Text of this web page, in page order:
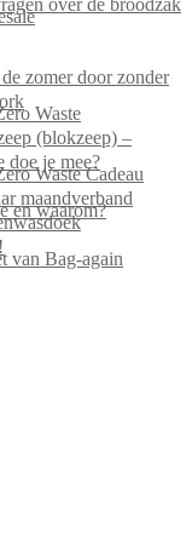
over de broodzak
zomer door zonder
Waste
(blokzeep) –
doe je mee?
Waste Cadeau
maandverband
en waarom?
van Bag-again